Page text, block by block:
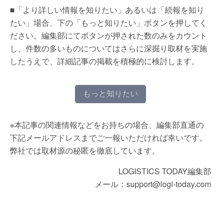
■「より詳しい情報を知りたい」あるいは「続報を知り
たい」場合、下の「もっと知りたい」ボタンを押してく
ださい。編集部にてボタンが押された数のみをカウント
し、件数の多いものについてはさらに深掘り取材を実施
したうえで、詳細記事の掲載を積極的に検討します。
もっと知りたい
※本記事の関連情報などをお持ちの場合、編集部直通の
下記メールアドレスまでご一報いただければ幸いです。
弊社では取材源の秘匿を徹底しています。
LOGISTICS TODAY編集部
メール：support@logi-today.com